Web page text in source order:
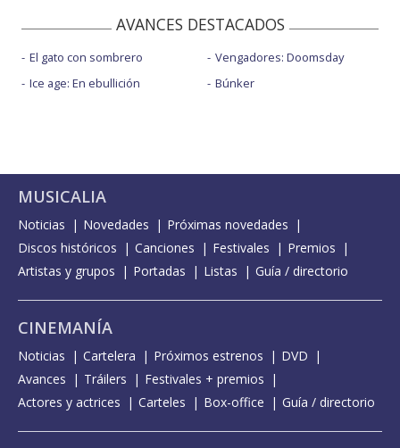
AVANCES DESTACADOS
El gato con sombrero
Ice age: En ebullición
Vengadores: Doomsday
Búnker
MUSICALIA
Noticias Novedades
Próximas novedades
Discos históricos
Canciones Festivales
Premios
Artistas y grupos
Portadas Listas Guía / directorio
CINEMANÍA
Noticias Cartelera Próximos estrenos
DVD
Avances
Tráilers
Festivales + premios
Actores y actrices
Carteles Box-office Guía / directorio